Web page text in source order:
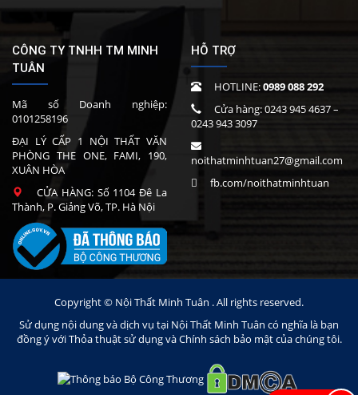
CÔNG TY TNHH TM MINH
TUÂN
Mã số Doanh nghiệp:
0101258196
ĐẠI LÝ CẤP 1 NỘI THẤT VĂN
PHÒNG THE ONE, FAMI, 190,
XUÂN HÒA
CỬA HÀNG: Số 1104 Đê La
Thành, P. Giảng Võ, TP. Hà Nội
HỖ TRỢ
HOTLINE:0989 088 292
Cửa hàng:0243 945 4637–
0243 943 3097
noithatminhtuan27@gmail.com
fb.com/noithatminhtuan
Copyright © Nội Thất Minh Tuân . All rights reserved.
Sử dụng nội dung và dịch vụ tại Nội Thất Minh Tuân có nghĩa là bạn
đồng ý với Thỏa thuật sử dụng và Chính sách bảo mật của chúng tôi.